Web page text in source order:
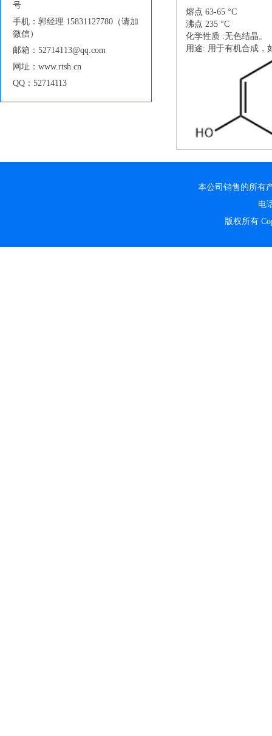
号
手机：郭经理 15831127780（请加
微信）
邮箱：52714113@qq.com
网址：www.rtsh.cn
QQ：52714113
熔点 63-65 °C
沸点 235 °C
化学性质 :无色结晶。
用途: 用于有机合成，
本公司销售的所有
电
版权所有